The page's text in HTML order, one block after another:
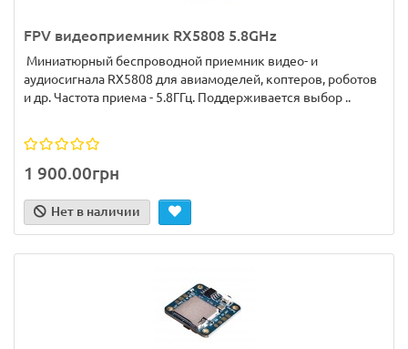
FPV видеоприемник RX5808 5.8GHz
Миниатюрный беспроводной приемник видео- и
аудиосигнала RX5808 для авиамоделей, коптеров, роботов
и др. Частота приема - 5.8ГГц. Поддерживается выбор ..
1 900.00грн
Нет в наличии